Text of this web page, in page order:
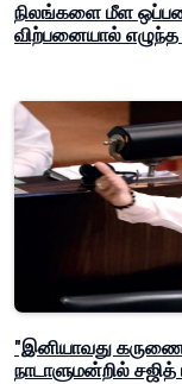
நிலங்களை மீள
விற்பனையால் எழுந்த
"இனியாவது
நாடாளுமன்றில்